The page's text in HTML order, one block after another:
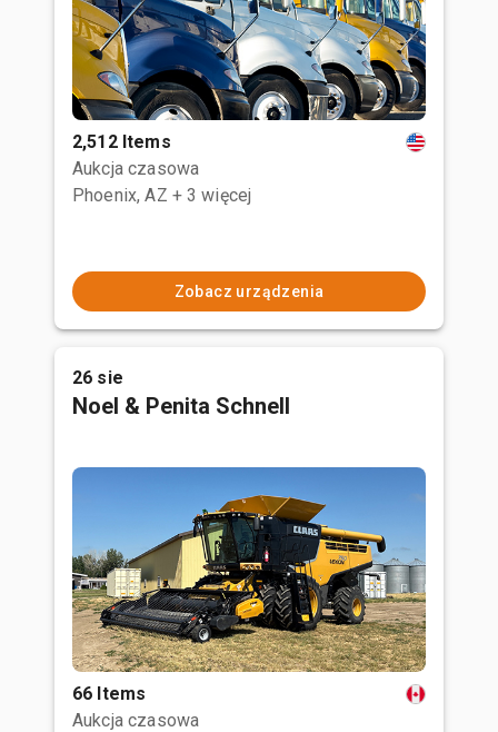
2,512 Items
Aukcja czasowa
Phoenix, AZ + 3 więcej
Zobacz urządzenia
26 sie
Noel & Penita Schnell
66 Items
Aukcja czasowa